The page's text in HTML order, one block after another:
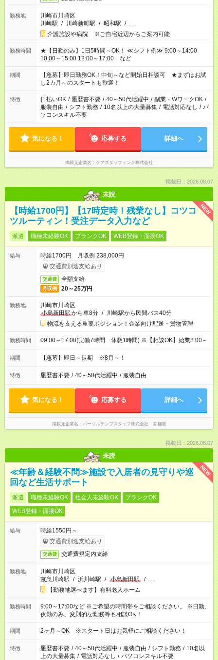
勤務地
川崎市川崎区
川崎駅 / 川崎新町駅 / 昭和駅 / …
介護施設や病院 ※ご自宅近辺からご案内可能
勤務時間
★【日勤のみ】1日5時間～OK！ ≪シフト例≫ 9:00～14:00
10:00～15:00 12:00～17:00 など
期間
【急募】即日勤務OK！中旬～など開始日相談可 ★まずはお試
し2カ月～のスタートも歓迎！
特徴 日払いOK / 履歴書不要 / 40～50代活躍中 / 副業・WワークOK /
服装自由 / シフト勤務 / 10名以上の大量募集 / 電話対応なし / パ
ソコンスキル不要
気になる！ 応募する 詳細へ
掲載元企業名 ケアスタッフィング株式会社
掲載日：2026.08.07
未読
NEW
【時給1700円】【17時定時！残業なし】コツコ
ツルーティン！受注データ入力など
派遣 職種未経験OK ブランクOK WEB登録・面接OK
給与
時給1700円 月収例 238,000円
交通費別途支給あり
交通費 全額支給
月収例 20～25万円
勤務地
川崎市川崎区
小島新田駅から車8分 / 川崎駅から民間バス40分
物流を支える重要ポジション！企業向け配送・貨物管理
勤務時間 09:00～17:00(実働7時間 休憩1時間) ※【相談OK】始業8:00～
期間 【急募】即日～長期 ※8月～！
特徴 履歴書不要 / 40～50代活躍中 / 服装自由
気になる！ 応募する 詳細へ
掲載元企業名 パーソルテンプスタッフ株式会社 首都圏
掲載日：2026.08.07
未読
NEW
≪年齢＆経験不問≫施設で入居者の見守りや巡
回など生活サポート
派遣 職種未経験OK 社会人未経験OK
ブランクOK
WEB登録・面接OK
給与
時給1550円～
交通費別途支給あり
交通費 交通費規定内支給
勤務地
川崎市川崎区
京急川崎駅 / 浜川崎駅 / 小島新田駅 / …
【勤務地選べます】有料老人ホーム
勤務時間
9:00～17:00など ※ご希望の時間帯をご相談ください。 ※日勤、
夜勤のみ、変則的な勤務等も相談OK！
期間 2ヶ月～OK ※スタート日はお気軽にご相談ください！
特徴 履歴書不要 / 40～50代活躍中 / 服装自由 / シフト勤務 / 10名以
上の大量募集 / 電話対応なし / パソコンスキル不要